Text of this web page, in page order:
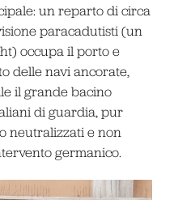
un reparto di circa
paracadutisti (un
occupa il porto e
delle navi ancorate,
il grande bacino
di guardia, pur
neutralizzati e non
germanico.